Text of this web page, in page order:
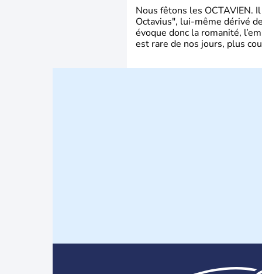
Nous fêtons les OCTAVIEN.
Octavius", lui-même dérivé
évoque donc la romanité,
est rare de nos jours, plus